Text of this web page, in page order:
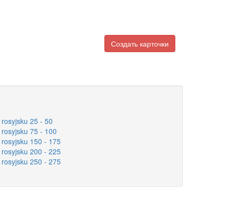
Создать карточки
25 - 50
75 - 100
150 - 175
200 - 225
250 - 275